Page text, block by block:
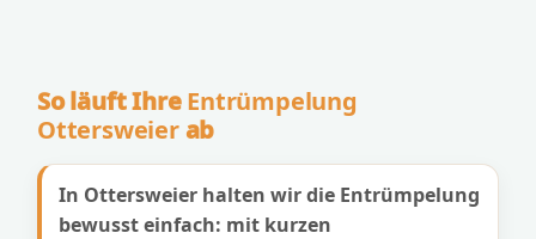
So läuft IhreEntrümpelung
Ottersweierab
In Ottersweier halten wir die Entrümpelung
bewusst einfach: mit kurzen